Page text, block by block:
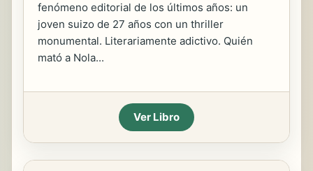
fenómeno editorial de los últimos años: un
joven suizo de 27 años con un thriller
monumental. Literariamente adictivo. Quién
mató a Nola...
Ver Libro